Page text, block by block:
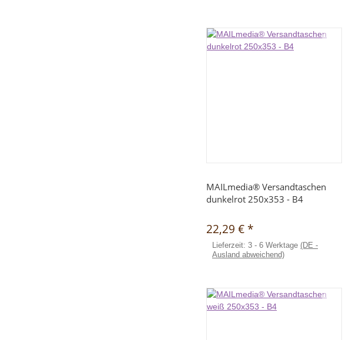
MAILmedia® Versandtaschen
dunkelrot 250x353 - B4
22,29 € *
Lieferzeit: 3 - 6 Werktage (DE -
Ausland abweichend)